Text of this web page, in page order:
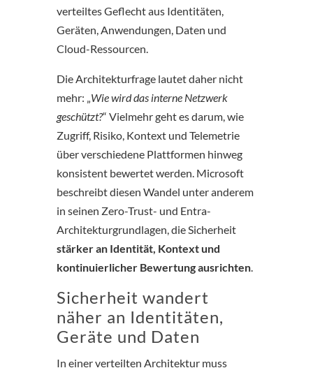
verteiltes Geflecht aus Identitäten,
Geräten, Anwendungen, Daten und
Cloud-Ressourcen.
Die Architekturfrage lautet daher nicht
mehr: „Wie wird das interne Netzwerk
geschützt?“ Vielmehr geht es darum, wie
Zugriff, Risiko, Kontext und Telemetrie
über verschiedene Plattformen hinweg
konsistent bewertet werden. Microsoft
beschreibt diesen Wandel unter anderem
in seinen Zero-Trust- und Entra-
Architekturgrundlagen, die Sicherheit
stärker an Identität, Kontext und
kontinuierlicher Bewertung ausrichten.
Sicherheit wandert
näher an Identitäten,
Geräte und Daten
In einer verteilten Architektur muss